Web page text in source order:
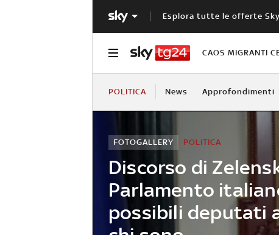
Esplora tutte le offerte Sky
CAOS MIGRANTI
POLITICA News Approfondimenti
Discorso di
Parlamento
possibili deputati
POLITICA
FOTOGALLERY